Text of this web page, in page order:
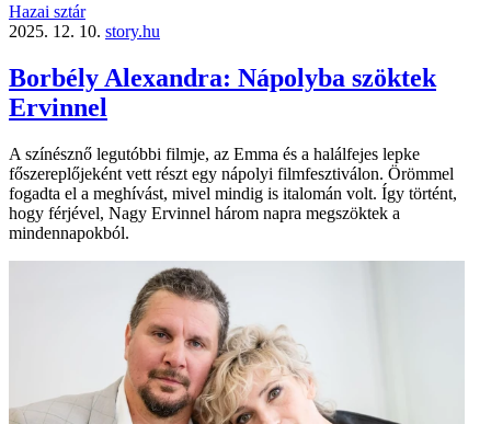
Hazai sztár
2025. 12. 10. story.hu
Borbély Alexandra: Nápolyba szöktek
Ervinnel
A színésznő legutóbbi filmje, az Emma és a halálfejes lepke
főszereplőjeként vett részt egy nápolyi filmfesztiválon. Örömmel
fogadta el a meghívást, mivel mindig is italomán volt. Így történt,
hogy férjével, Nagy Ervinnel három napra megszöktek a
mindennapokból.